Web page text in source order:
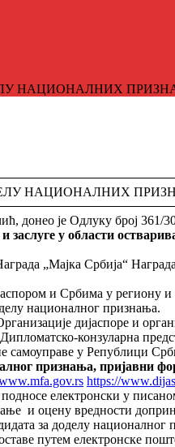
НАЦИОНАЛНИХ
НАЦИОНАЛНИХ
је Одлуку број 361/
заслуге у области
„Мајка Србија“
и Србима у региону
националног признања.
дијаспоре и
конзуларна
самоуправе у Републици
признања, пријавни
https://
електронски у
и оцену вредности
за доделу националног
путем електронске